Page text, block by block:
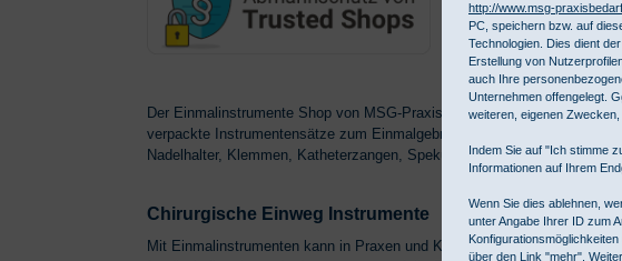
Der Einmalinstrumente Shop von MSG-Praxisbedarf stellt Ihnen eine
verpackte Instrumentensätze zum Einmalgebrauch in Praxis und
Nadelhalter, Klemmen, Katheterzangen, Spekula undgynäkologische
Chirurgische Einweg Instrumente
Mit Einmalinstrumenten kann in Praxen und Kliniken ein erhebliches
http://www.msg-
PC, speichern bzw. auf
Technologien. Dies dient
Erstellung von
auch Ihre
Unternehmen offengelegt.
weiteren, eigenen
Indem Sie auf "Ich stimme
Informationen auf Ihrem
Wenn Sie dies ablehnen,
unter Angabe Ihrer ID zum
über den Link "mehr".